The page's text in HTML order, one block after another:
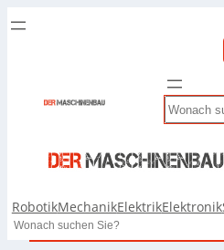
Search
RobotikMechanikElektrikElektronik
Search